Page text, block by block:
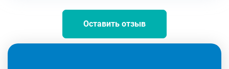
Оставить отзыв